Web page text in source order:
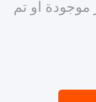
موجودة أو تم